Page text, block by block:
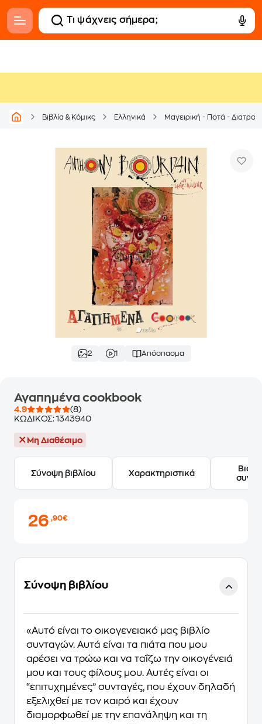
Βιβλία & Κόμικς Ελληνικά Μαγειρική - Ποτά -
2 1 Απόσπασμα
Αγαπημένα cookbook
4.9
(8)
ΚΩΔΙΚΟΣ: 1343940
Μη Διαθέσιμο
Σύνοψη βιβλίου Χαρακτηριστικά
26,90€
Σύνοψη βιβλίου
«Αυτό είναι το οικογενειακό μας βιβλίο
συνταγών. Αυτά είναι τα πιάτα που μου
αρέσει να τρώω και να ταΐζω την οικογένειά
μου και τους φίλους μου. Αυτές είναι οι
“επιτυχημένες” συνταγές, που έχουν δηλαδή
εξελιχθεί με τον καιρό και έχουν
διαμορφωθεί με την επανάληψη και τη